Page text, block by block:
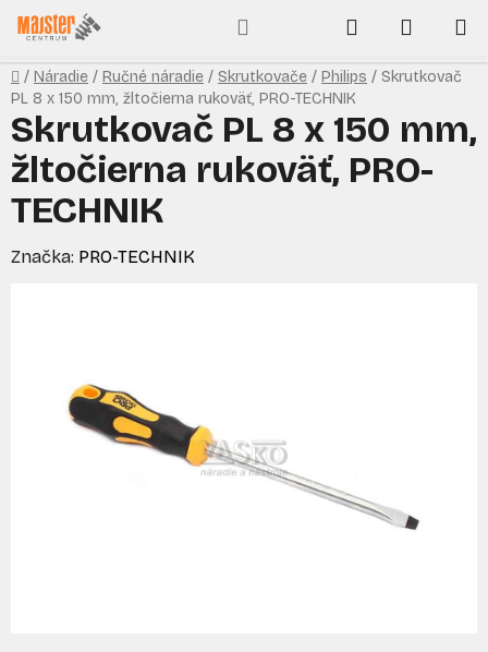
Prejsť
na
obsah
Hľadať
KOŠÍK
Domov
/ Náradie / Ručné náradie / Skrutkovače / Philips / Skrutkovač
PL 8 x 150 mm, žltočierna rukoväť, PRO-TECHNIK
Skrutkovač PL 8 x 150 mm,
žltočierna rukoväť, PRO-
TECHNIK
Značka: PRO-TECHNIK